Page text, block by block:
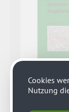
Cookies
Nutzung